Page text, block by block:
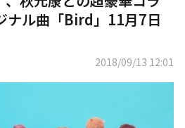
ナル曲「Bird」11月7日
2018/09/13 12:01